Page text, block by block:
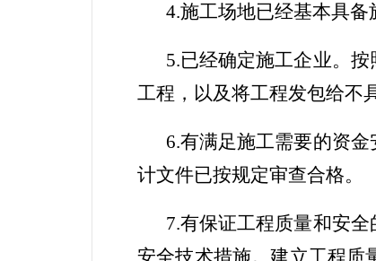
4.施工场地已经基本具备
5.已经确定施工企业。
工程，以及将工程发包给不
6.有满足施工需要的资
计文件已按规定审查合格。
7.有保证工程质量和安全
安全技术措施。建立工程质